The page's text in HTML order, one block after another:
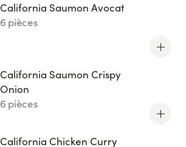
California Saumon Avocat
6 pièces
California Saumon Crispy
Onion
6 pièces
California Chicken Curry